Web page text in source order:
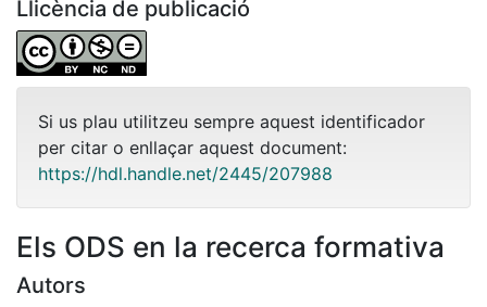
Llicència de publicació
Si us plau utilitzeu sempre aquest identificador
per citar o enllaçar aquest document:
https://hdl.handle.net/2445/207988
Els ODS en la recerca formativa
Autors